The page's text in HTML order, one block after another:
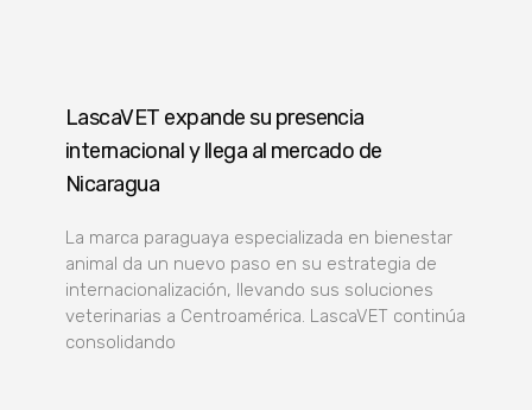
LascaVET expande su presencia
internacional y llega al mercado de
Nicaragua
La marca paraguaya especializada en bienestar
animal da un nuevo paso en su estrategia de
internacionalización, llevando sus soluciones
veterinarias a Centroamérica. LascaVET continúa
consolidando